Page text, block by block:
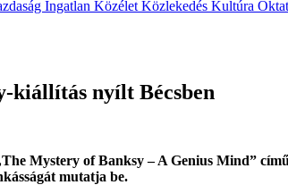
Ingatlan Közélet Közlekedés Kultúra
kiállítás nyílt Bécsben
Mystery of Banksy – A Genius Mind”
mutatja be.